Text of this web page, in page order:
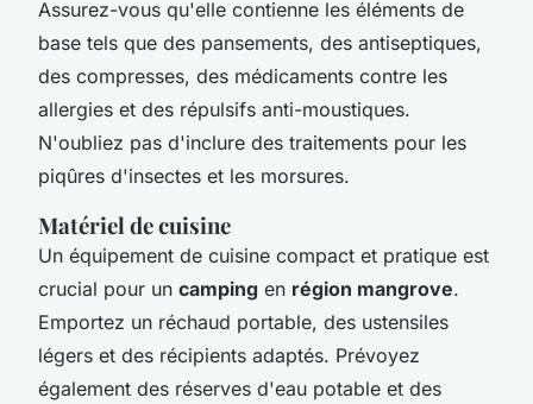
Assurez-vous qu'elle contienne les éléments de
base tels que des pansements, des antiseptiques,
des compresses, des médicaments contre les
allergies et des répulsifs anti-moustiques.
N'oubliez pas d'inclure des traitements pour les
piqûres d'insectes et les morsures.
Matériel de cuisine
Un équipement de cuisine compact et pratique est
crucial pour un camping en région mangrove.
Emportez un réchaud portable, des ustensiles
légers et des récipients adaptés. Prévoyez
également des réserves d'eau potable et des